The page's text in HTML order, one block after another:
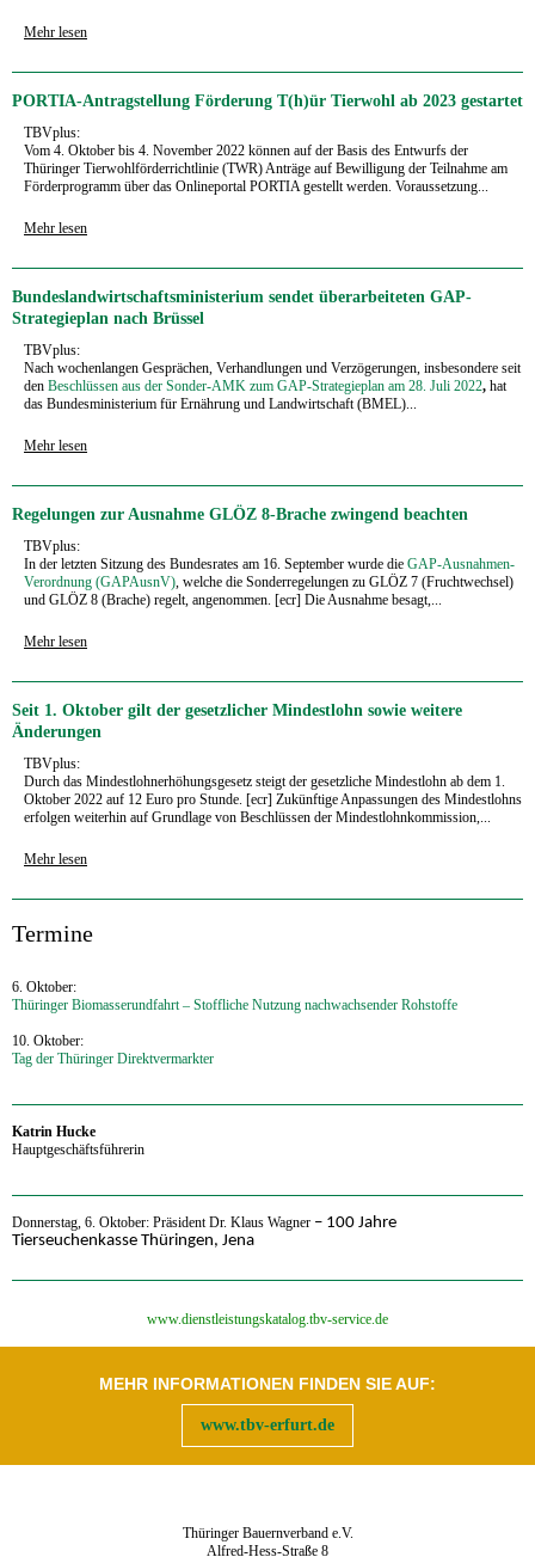
Mehr lesen
PORTIA-Antragstellung Förderung T(h)ür Tierwohl ab 2023 gestartet
TBVplus:
Vom 4. Oktober bis 4. November 2022 können auf der Basis des Entwurfs der
Thüringer Tierwohlförderrichtlinie (TWR) Anträge auf Bewilligung der Teilnahme am
Förderprogramm über das Onlineportal PORTIA gestellt werden. Voraussetzung...
Mehr lesen
Bundeslandwirtschaftsministerium sendet überarbeiteten GAP-
Strategieplan nach Brüssel
TBVplus:
Nach wochenlangen Gesprächen, Verhandlungen und Verzögerungen, insbesondere seit
den Beschlüssen aus der Sonder-AMK zum GAP-Strategieplan am 28. Juli 2022, hat
das Bundesministerium für Ernährung und Landwirtschaft (BMEL)...
Mehr lesen
Regelungen zur Ausnahme GLÖZ 8-Brache zwingend beachten
TBVplus:
In der letzten Sitzung des Bundesrates am 16. September wurde die GAP-Ausnahmen-
Verordnung (GAPAusnV), welche die Sonderregelungen zu GLÖZ 7 (Fruchtwechsel)
und GLÖZ 8 (Brache) regelt, angenommen. [ecr] Die Ausnahme besagt,...
Mehr lesen
Seit 1. Oktober gilt der gesetzlicher Mindestlohn sowie weitere
Änderungen
TBVplus:
Durch das Mindestlohnerhöhungsgesetz steigt der gesetzliche Mindestlohn ab dem 1.
Ok­tober 2022 auf 12 Euro pro Stunde. [ecr] Zukünftige Anpassungen des Mindestlohns
erfolgen weiter­hin auf Grundlage von Beschlüssen der Mindestlohnkommission,...
Mehr lesen
‍Termine
6. Oktober:
Thüringer Biomasserundfahrt – Stoffliche Nutzung nachwachsender Rohstoffe
10. Oktober:
Tag der Thüringer Direktvermarkter
‍Katrin Hucke
Hauptgeschäftsführerin
Donnerstag, 6. Oktober: Präsident Dr. Klaus Wagner – 100 Jahre
Tierseuchenkasse Thüringen, Jena
‍www.dienstleistungskatalog.tbv-service.de
MEHR INFORMATIONEN FINDEN SIE AUF:
www.tbv-erfurt.de
Thüringer Bauernverband e.V.
Alfred-Hess-Straße 8